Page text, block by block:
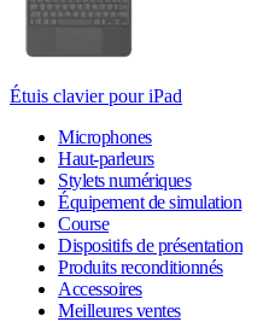
Étuis clavier pour iPad
Microphones
Haut-parleurs
Stylets numériques
Équipement de simulation
Course
Dispositifs de présentation
Produits reconditionnés
Accessoires
Meilleures ventes